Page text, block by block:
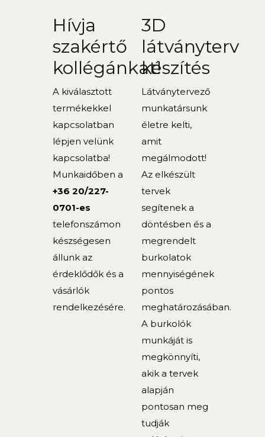
Hívja
szakértő
kollégánkat!
A kiválasztott
termékekkel
kapcsolatban
lépjen velünk
kapcsolatba!
Munkaidőben a
+36 20/227-
0701-es
telefonszámon
készségesen
állunk az
érdeklődők és a
vásárlók
rendelkezésére.
3D
látványterv
készítés
Látványtervező
munkatársunk
életre kelti,
amit
megálmodott!
Az elkészült
tervek
segítenek a
döntésben és a
megrendelt
burkolatok
mennyiségének
pontos
meghatározásában.
A burkolók
munkáját is
megkönnyíti,
akik a tervek
alapján
pontosan meg
tudják